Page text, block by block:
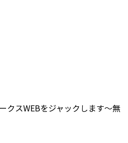
クスWEBをジャックします～無